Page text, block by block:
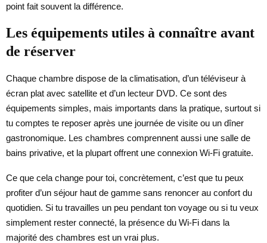
point fait souvent la différence.
Les équipements utiles à connaître avant
de réserver
Chaque chambre dispose de la climatisation, d’un téléviseur à
écran plat avec satellite et d’un lecteur DVD. Ce sont des
équipements simples, mais importants dans la pratique, surtout si
tu comptes te reposer après une journée de visite ou un dîner
gastronomique. Les chambres comprennent aussi une salle de
bains privative, et la plupart offrent une connexion Wi-Fi gratuite.
Ce que cela change pour toi, concrètement, c’est que tu peux
profiter d’un séjour haut de gamme sans renoncer au confort du
quotidien. Si tu travailles un peu pendant ton voyage ou si tu veux
simplement rester connecté, la présence du Wi-Fi dans la
majorité des chambres est un vrai plus.